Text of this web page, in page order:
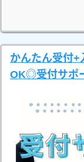
かんたん受付+
OK◎受付サポ